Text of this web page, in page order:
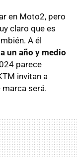
en Moto2, pero
claro que es
A él
un año y medio
parece
invitan a
será.